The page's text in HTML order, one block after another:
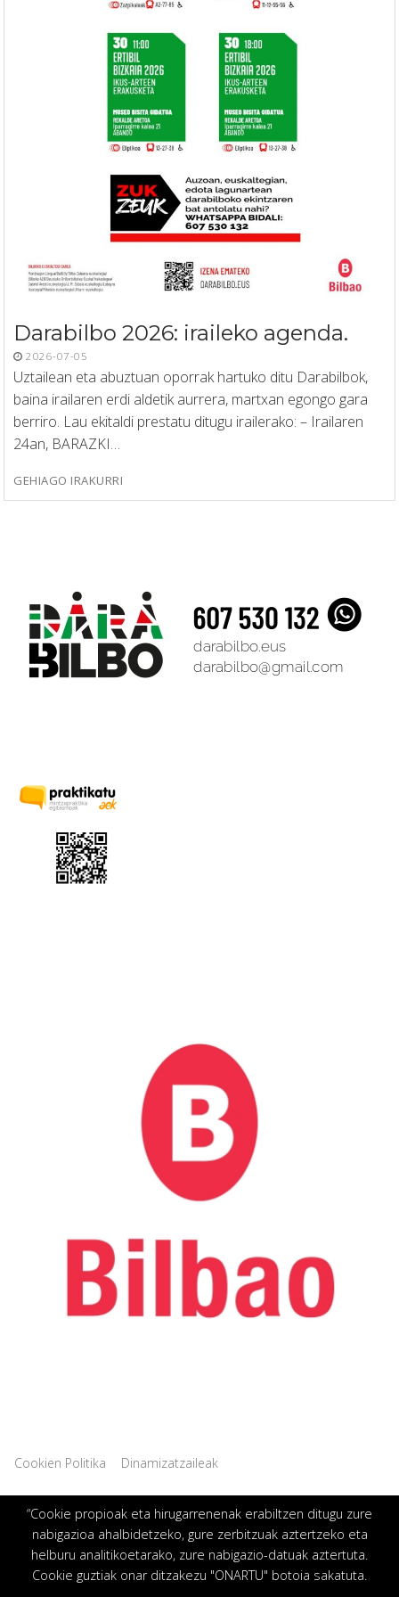
Darabilbo 2026: iraileko agenda.
2026-07-05
Uztailean eta abuztuan oporrak hartuko ditu Darabilbok,
baina irailaren erdi aldetik aurrera, martxan egongo gara
berriro. Lau ekitaldi prestatu ditugu irailerako: – Irailaren
24an, BARAZKI…
GEHIAGO IRAKURRI
Cookien Politika Dinamizatzaileak
“Cookie propioak eta hirugarrenenak erabiltzen ditugu zure
nabigazioa ahalbidetzeko, gure zerbitzuak aztertzeko eta
helburu analitikoetarako, zure nabigazio-datuak aztertuta.
Cookie guztiak onar ditzakezu "ONARTU" botoia sakatuta.